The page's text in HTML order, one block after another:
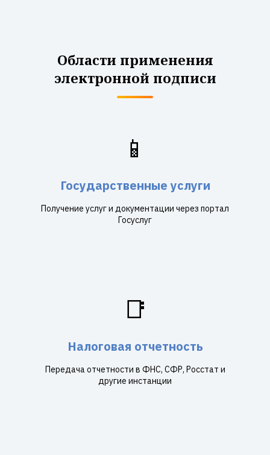
Области применения
электронной подписи
📱
Государственные услуги
Получение услуг и документации через портал
Госуслуг
📑
Налоговая отчетность
Передача отчетности в ФНС, СФР, Росстат и
другие инстанции